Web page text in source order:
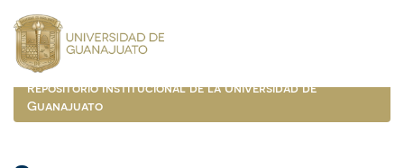
navigation
Repositorio Institucional de la Universidad de
Guanajuato